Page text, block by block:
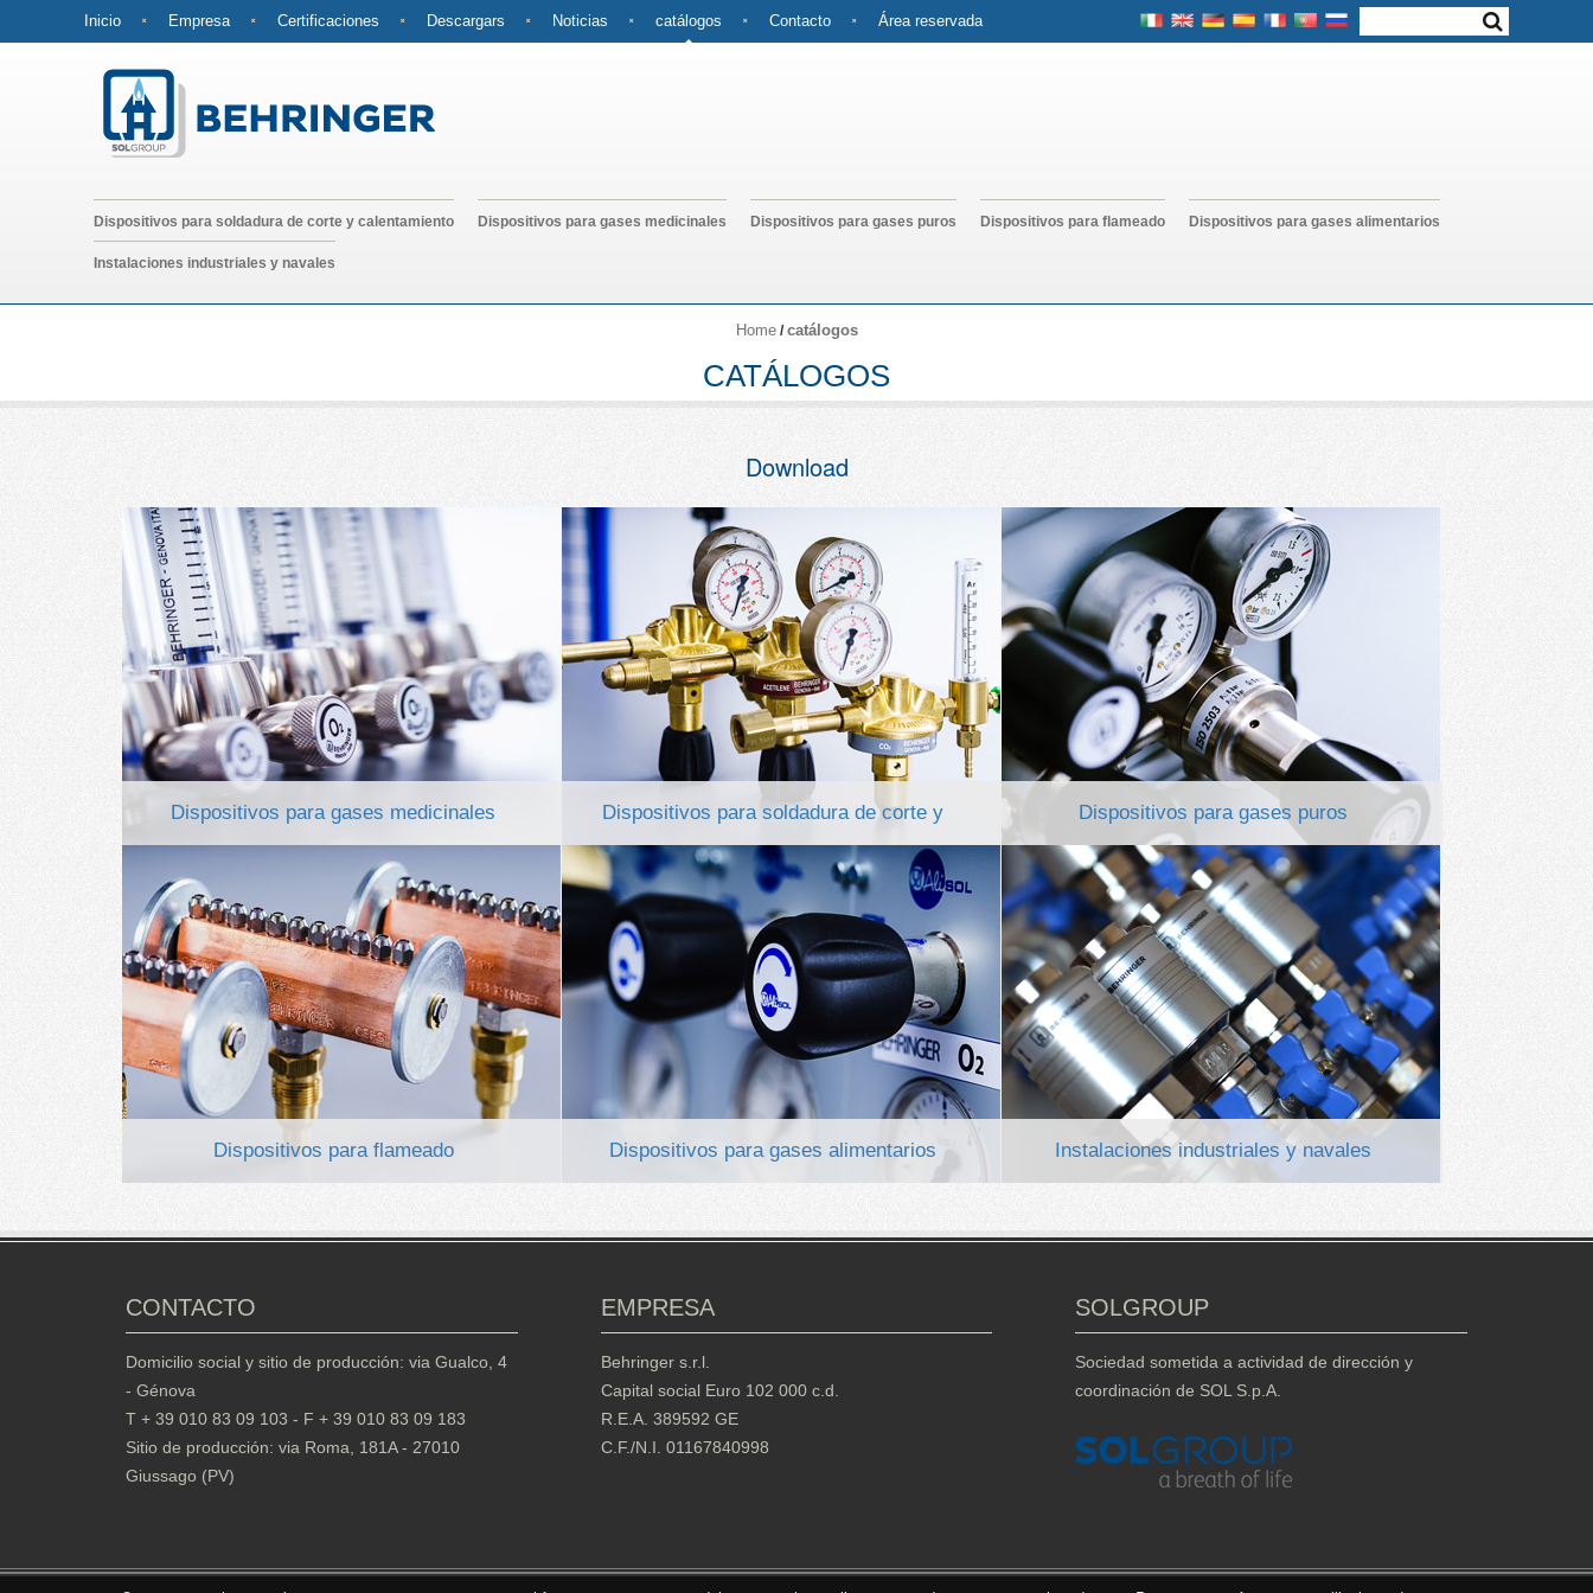
Inicio Empresa Certificaciones Descargars Noticias catálogos Contacto Área reservada
Dispositivos para soldadura de corte y calentamiento Dispositivos para gases medicinales Dispositivos para gases puros Dispositivos para flameado Dispositivos para gases alimentarios
Instalaciones industriales y navales
Home/catálogos
CATÁLOGOS
Download
Dispositivos para gases medicinales
Dispositivos para soldadura de corte y
calentamiento
Dispositivos para gases puros
Dispositivos para flameado Dispositivos para gases alimentarios Instalaciones industriales y navales
SOLGROUP
Sociedad sometida a actividad de dirección y
coordinación de SOL S.p.A.
EMPRESA
Behringer s.r.l.
Capital social Euro 102 000 c.d.
R.E.A. 389592 GE
C.F./N.I. 01167840998
CONTACTO
Domicilio social y sitio de producción: via Gualco, 4
- Génova
T + 39 010 83 09 103 - F + 39 010 83 09 183
Sitio de producción: via Roma, 181A - 27010
Giussago (PV)